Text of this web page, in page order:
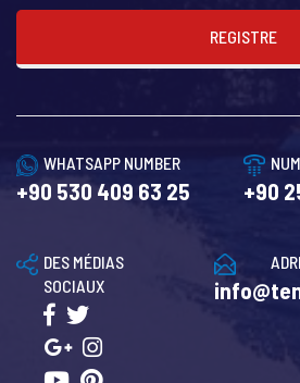
REGISTRE
WHATSAPP NUMBER
+90 530 409 63 25 +90
DES MÉDIAS
SOCIAUX